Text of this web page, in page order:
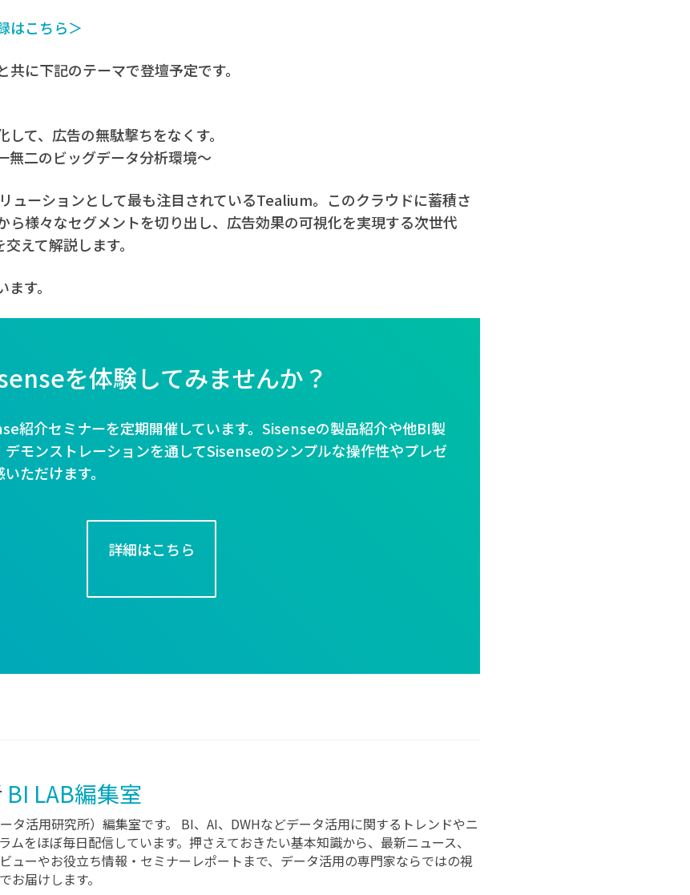
はこちら＞
に下記のテーマで登壇予定です。
て、広告の無駄撃ちをなくす。
無二のビッグデータ分析環境～
ューションとして最も注目されているTealium。このクラウドに蓄積さ
ら様々なセグメントを切り出し、広告効果の可視化を実現する次世代
えて解説します。
す。
を体験してみませんか？
紹介セミナーを定期開催しています。Sisenseの製品紹介や他BI製
モンストレーションを通してSisenseのシンプルな操作性やプレゼ
ただけます。
詳細はこちら
BI LAB編集室
タ活用研究所）編集室です。 BI、AI、DWHなどデータ活用に関するトレンドやニ
ムをほぼ毎日配信しています。押さえておきたい基本知識から、最新ニュース、
ューやお役立ち情報・セミナーレポートまで、データ活用の専門家ならではの視
お届けします。